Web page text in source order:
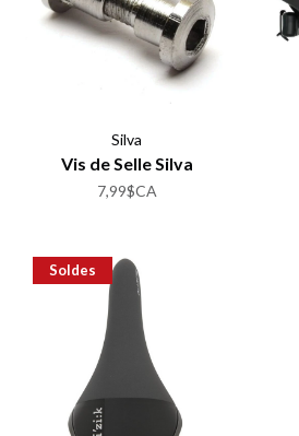
Silva
Vis de Selle Silva
7,99$CA
Soldes